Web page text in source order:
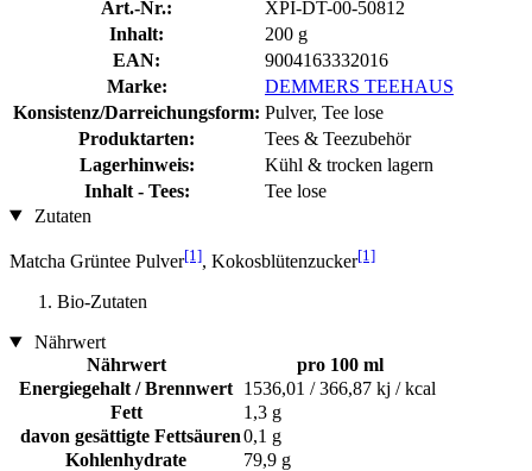
Art.-Nr.:
XPI-DT-00-50812
Inhalt:
200 g
EAN:
9004163332016
Marke:
DEMMERS TEEHAUS
Konsistenz/Darreichungsform: Pulver, Tee lose
Produktarten:
Tees & Teezubehör
Lagerhinweis:
Kühl & trocken lagern
Inhalt - Tees:
Tee lose
Zutaten
Matcha Grüntee Pulver[1], Kokosblütenzucker[1]
Bio-Zutaten
Nährwert
Nährwert
pro 100 ml
Energiegehalt / Brennwert 1536,01 / 366,87 kj / kcal
Fett
1,3 g
davon gesättigte Fettsäuren0,1 g
Kohlenhydrate
79,9 g